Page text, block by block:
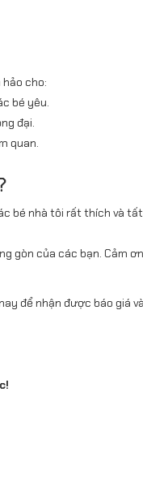
cho:
bé yêu.
đại.
quan.
bé nhà tôi rất thích và
gòn của các bạn. Cảm
để nhận được báo giá